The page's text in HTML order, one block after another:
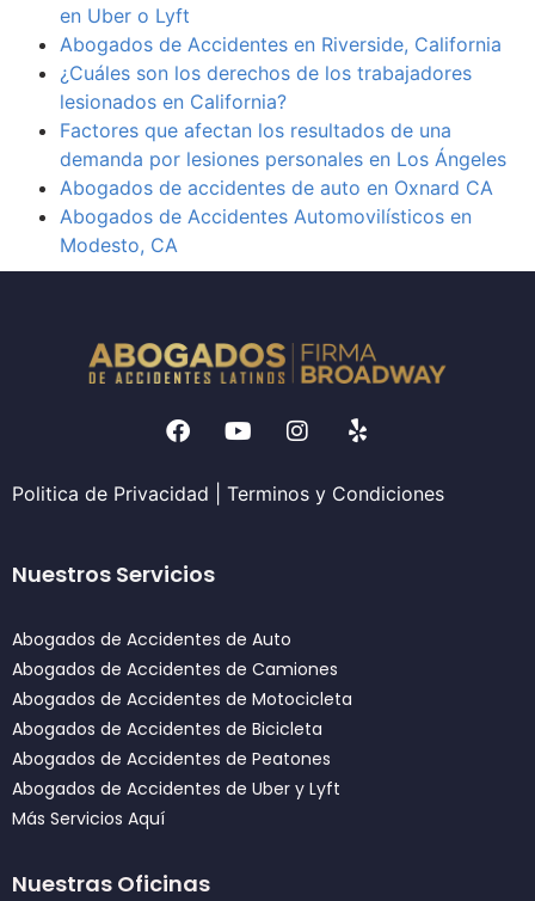
en Uber o Lyft
Abogados de Accidentes en Riverside, California
¿Cuáles son los derechos de los trabajadores
lesionados en California?
Factores que afectan los resultados de una
demanda por lesiones personales en Los Ángeles
Abogados de accidentes de auto en Oxnard CA
Abogados de Accidentes Automovilísticos en
Modesto, CA
Politica de Privacidad Terminos y Condiciones
Nuestros Servicios
Abogados de Accidentes de Auto
Abogados de Accidentes de Camiones
Abogados de Accidentes de Motocicleta
Abogados de Accidentes de Bicicleta
Abogados de Accidentes de Peatones
Abogados de Accidentes de Uber y Lyft
Más Servicios Aquí
Nuestras Oficinas